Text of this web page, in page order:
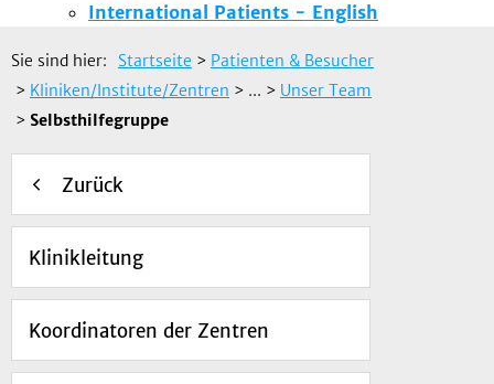
International Patients - English
Sie sind hier: Startseite > Patienten & Besucher
> Kliniken/Institute/Zentren > ... > Unser Team
> Selbsthilfegruppe
Zurück
Klinikleitung
Koordinatoren der Zentren